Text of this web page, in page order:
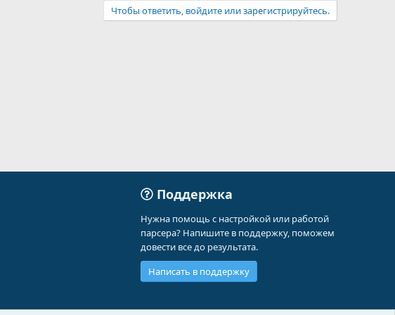
Чтобы ответить, войдите или зарегистрируйтесь.
Поддержка
Нужна помощь с настройкой или работой
парсера? Напишите в поддержку, поможем
довести все до результата.
Написать в поддержку